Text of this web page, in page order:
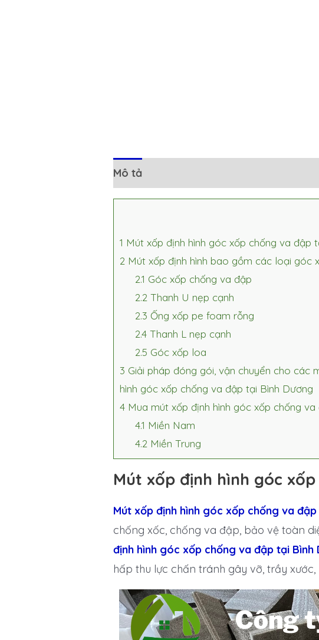
Mô tả
1 Mút xốp định hình góc xốp chống va đập
2 Mút xốp định hình bao gồm các loại góc
2.1 Góc xốp chống va đập
2.2 Thanh U nẹp cạnh
2.3 Ống xốp pe foam rỗng
2.4Thanh L nẹp cạnh
2.5 Góc xốp loa
3 Giải pháp đóng gói, vận chuyển cho
hình góc xốp chống va đập tại Bình Dương
4 Mua mút xốp định hình góc xốp chống
4.1 Miền Nam
4.2 Miền Trung
Mút xốp định hình góc
Mút xốp định hình góc xốp chống va
chống xốc, chống va đập, bảo vệ toàn
định hình góc xốp chống va đập tại Bình
hấp thu lực chấn tránh gây vỡ, trầy